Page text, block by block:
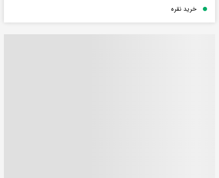
خرید نقره